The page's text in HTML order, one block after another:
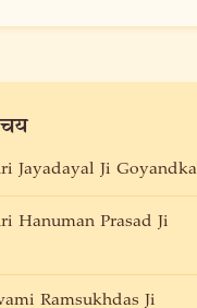
Jayadayal Ji Goyandka
Hanuman Prasad Ji
Ramsukhdas Ji